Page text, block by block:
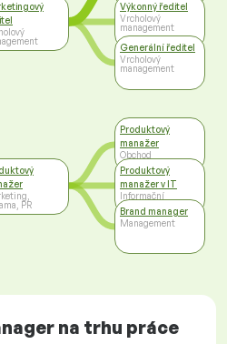
PR
Výkonný ředitel
Vrcholový
management
Generální ředitel
Vrcholový
management
Produktový
manažer
Obchod
Produktový
manažer v IT
Informační
technologie
Brand manager
Management
na trhu práce